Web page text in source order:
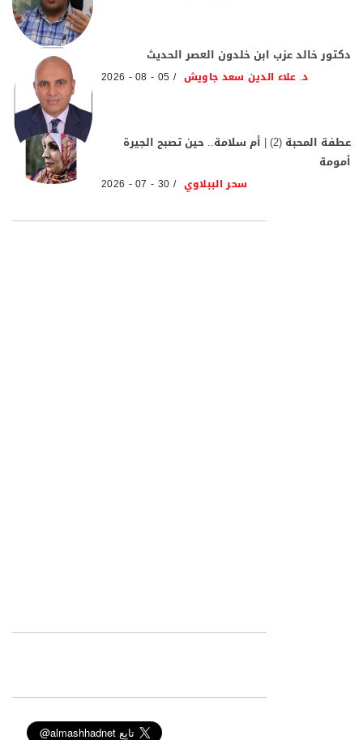
دكتور خالد عزب ابن خلدون العصر الحديث
د. علاء الدين سعد جاويش 05 - 08 - 2026
عطفة المحبة (2) | أم سلامة.. حين تصبح الجيرة
أمومة
سحر الببلاوي 30 - 07 - 2026